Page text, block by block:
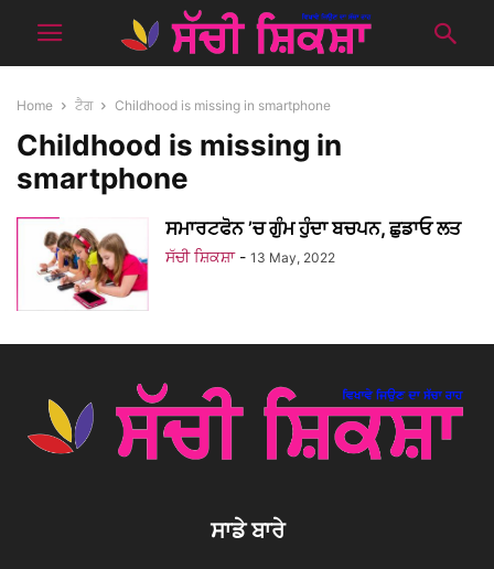
Home ਟੈਗ Childhood is missing in smartphone
Childhood is missing in
smartphone
ਸਮਾਰਟਫੋਨ ’ਚ ਗੁੰਮ ਹੁੰਦਾ ਬਚਪਨ, ਛੁਡਾਓ ਲਤ
ਸੱਚੀ ਸ਼ਿਕਸ਼ਾ - 13 May, 2022
ਸਾਡੇ ਬਾਰੇ